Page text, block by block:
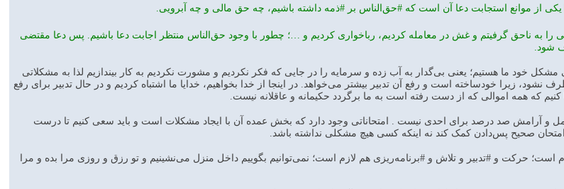
از موانع استجابت دعا آن است که #حق‌الناس بر #ذمه داشته باشیم، چه حق مالی و چه آبرویی.
را به ناحق گرفیتم و غش در معامله کردیم، رباخواری کردیم و …؛ چطور با وجود حق‌الناس منتظر اجابت دعا باشیم. پس دعا مقتضی
شود.
مشکل خود ما هستیم؛ یعنی بی‌گدار به آب زده و سرمایه را در جایی که فکر نکردیم و مشورت نکردیم به کار بیندازیم لذا به مشکلاتی
زیرا خودساخته است و رفع آن تدبیر بیشتر می‌خواهد. در اینجا از خدا بخواهیم، خدایا ما اشتباه کردیم و در حال تدبیر برای رفع
که همه اموالی که از دست رفته است به ما برگردد حکیمانه و عاقلانه نیست.
و آرامش صد درصد برای احدی نیست . امتحاناتی وجود دارد که بخش عمده آن با ایجاد مشکلات است و باید سعی کنیم تا درست
امتحان صحیح پس‌دادن کمک کند نه اینکه کسی هیچ مشکلی نداشته باشد.
لازم است؛ حرکت و #تدبیر و تلاش و #برنامه‌ریزی هم لازم است؛ نمی‌توانیم بگوییم داخل منزل می‌نشینیم و تو رزق و روزی مرا بده و مرا